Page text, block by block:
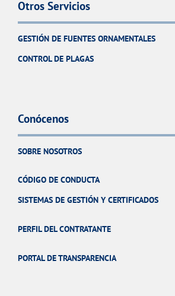
Otros Servicios
GESTIÓN DE FUENTES ORNAMENTALES
CONTROL DE PLAGAS
Conócenos
SOBRE NOSOTROS
CÓDIGO DE CONDUCTA
SISTEMAS DE GESTIÓN Y CERTIFICADOS
PERFIL DEL CONTRATANTE
PORTAL DE TRANSPARENCIA